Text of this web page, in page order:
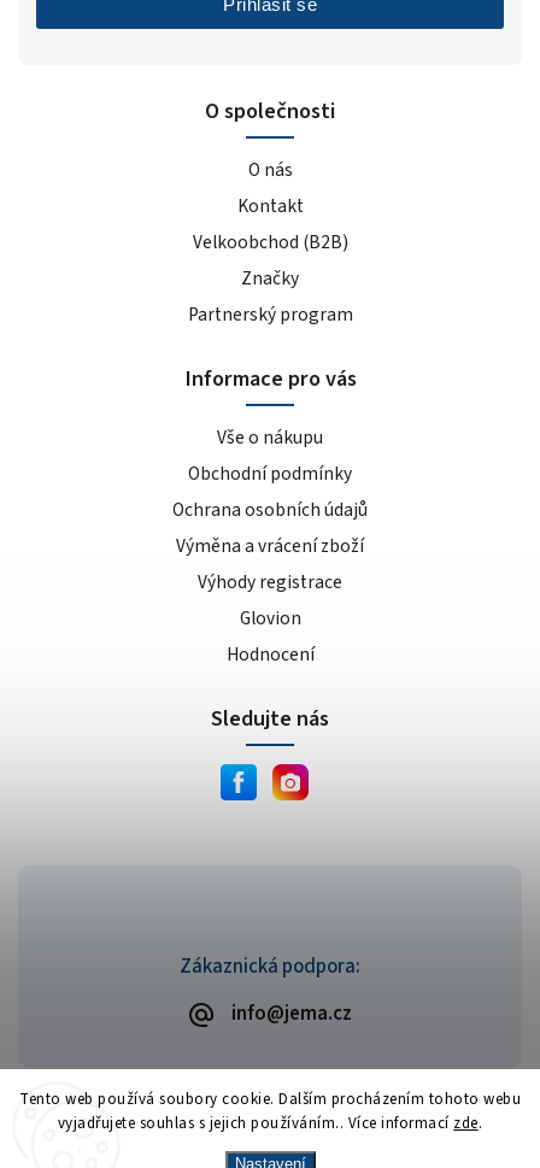
Tento web používá soubory cookie. Dalším procházením tohoto webu
vyjadřujete souhlas s jejich používáním.. Více informací zde.
Nastavení
Zákaznická podpora:
info@jema.cz
O společnosti
O nás
Kontakt
Velkoobchod (B2B)
Značky
Partnerský program
Informace pro vás
Vše o nákupu
Obchodní podmínky
Ochrana osobních údajů
Výměna a vrácení zboží
Výhody registrace
Glovion
Hodnocení
Sledujte nás
Copyright 2026JEMA.cz. Všechna práva vyhrazena.
VytvořilShoptet| Design